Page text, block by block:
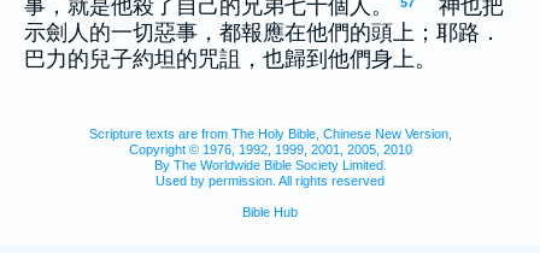
事，就是他殺了自己的兄弟七十個人。
神也把
示劍人的一切惡事，都報應在他們的頭上；耶路．
巴力的兒子約坦的咒詛，也歸到他們身上。
Scripture texts are from The Holy Bible, Chinese New Version,
Copyright © 1976, 1992, 1999, 2001, 2005, 2010
By The Worldwide Bible Society Limited.
Used by permission. All rights reserved
Bible Hub